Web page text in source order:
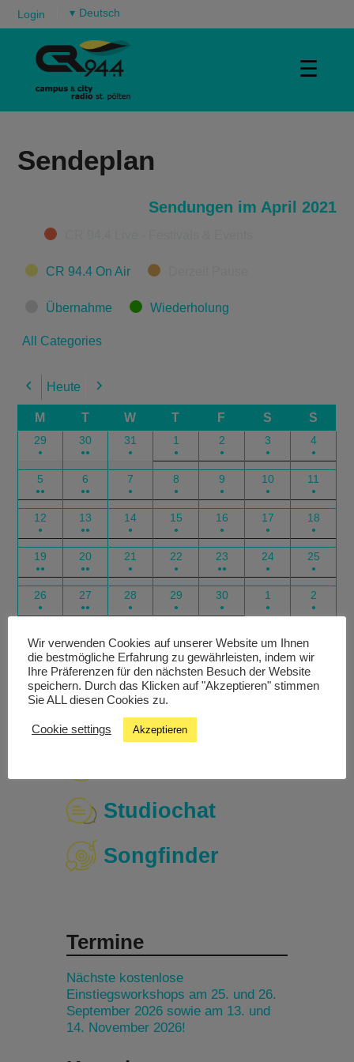
Login ▾
☰
Sendeplan
Sendungen im April 2021
Categories
CR 94.4 On Air
Übernahme Wiederholung
All Categories
Previous
Heute Next
M T W T F S S
29
●
30
●●
31
●
1
●
2
●
3
●
4
●
5
●●
6
●●
7
●
8
●
9
●
10
●
11
●
12
●
13
●●
14
●
15
●
16
●
17
●
18
●
19
●●
20
●●
21
●
22
●
23
●●
24
●
25
●
26
●
27
●●
28
●
29
●
30
●
1
●
2
●
Subscribe
in
Google
Subscribe
in
Outlook
Export
for
Google
Export
for
Outlook
Studiochat
Songfinder
Termine
Nächste kostenlose
Einstiegsworkshops am 25. und 26.
September 2026 sowie am 13. und
14. November 2026!
Wir verwenden Cookies auf unserer Website um Ihnen
die bestmögliche Erfahrung zu gewährleisten, indem wir
Ihre Präferenzen für den nächsten Besuch der Website
speichern. Durch das Klicken auf "Akzeptieren" stimmen
Sie ALL diesen Cookies zu.
Cookie settings Akzeptieren